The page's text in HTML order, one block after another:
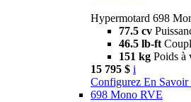
Hypermotard 698
77.5 cv
46.5 lb-ft
151 kg Poids à
15 795 $ i
Configurez En Savoir
698 Mono RVE